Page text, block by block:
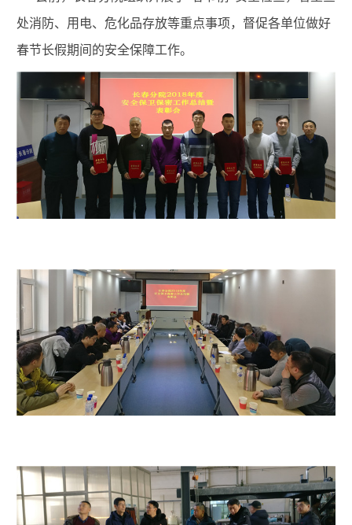
处消防、用电、危化品存放等重点事项，督促各单位做好
春节长假期间的安全保障工作。